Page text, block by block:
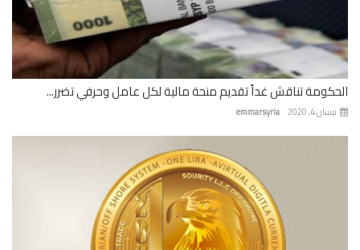
تناقش غداً تقديم منحة مالية لكل عامل وحرفي تضرر...
emmarsyria 4, 2020